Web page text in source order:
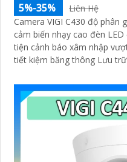
5%-35%
Liên Hệ
Camera VIGI C430 độ phân
cảm biến nhạy cao đèn
tiện cảnh báo xâm nhập
tiết kiệm băng thông Lưu